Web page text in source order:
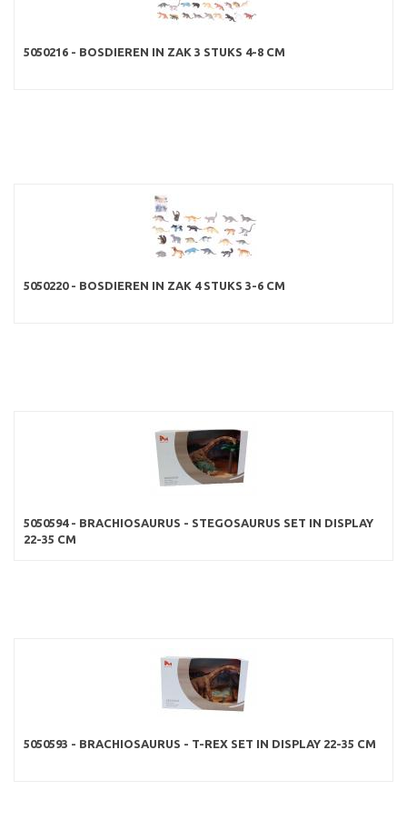
5050216 - BOSDIEREN IN ZAK 3 STUKS 4-8 CM
5050220 - BOSDIEREN IN ZAK 4 STUKS 3-6 CM
5050594 - BRACHIOSAURUS - STEGOSAURUS SET IN DISPLAY
22-35 CM
5050593 - BRACHIOSAURUS - T-REX SET IN DISPLAY 22-35 CM